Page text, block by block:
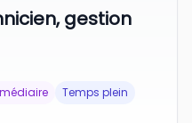
gestion
Temps plein